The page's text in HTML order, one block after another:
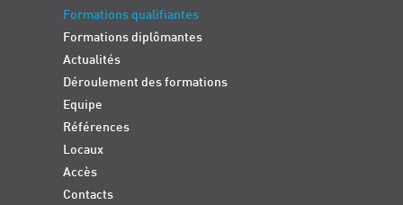
Formations qualifiantes
Formations diplômantes
Actualités
Déroulement des formations
Equipe
Références
Locaux
Accès
Contacts